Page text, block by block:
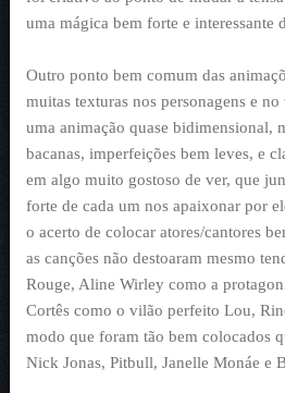
uma mágica bem forte e interessante
Outro ponto bem comum das
muitas texturas nos personagens e
uma animação quase bidimensional,
bacanas, imperfeições bem leves, e
em algo muito gostoso de ver, que
forte de cada um nos apaixonar por
o acerto de colocar atores/cantores
as canções não destoaram mesmo
Rouge, Aline Wirley como a
Cortês como o vilão perfeito Lou,
modo que foram tão bem colocados
Nick Jonas, Pitbull, Janelle Monáe e